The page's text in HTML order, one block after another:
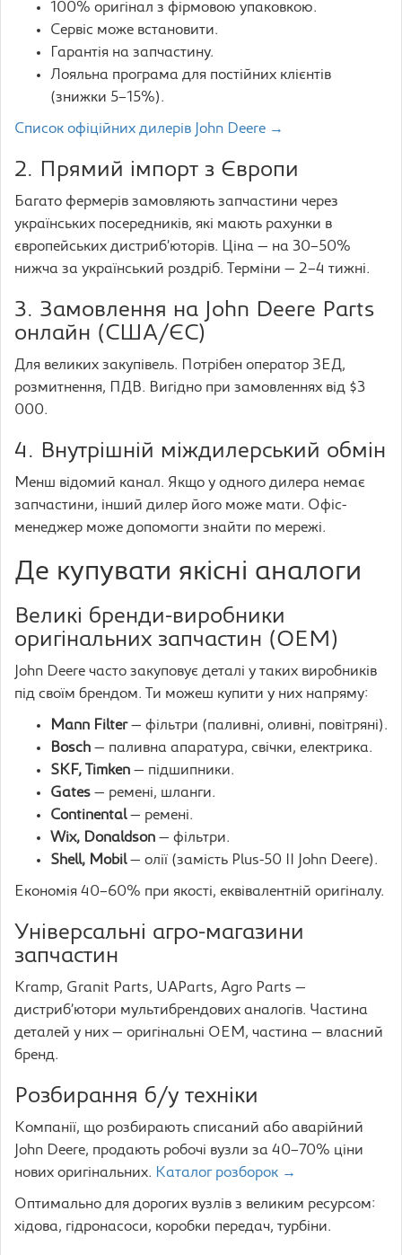
100% оригінал з фірмовою упаковкою.
Сервіс може встановити.
Гарантія на запчастину.
Лояльна програма для постійних клієнтів
(знижки 5–15%).
Список офіційних дилерів John Deere →
2. Прямий імпорт з Європи
Багато фермерів замовляють запчастини через
українських посередників, які мають рахунки в
європейських дистриб’юторів. Ціна — на 30–50%
нижча за український роздріб. Терміни — 2–4 тижні.
3. Замовлення на John Deere Parts
онлайн (США/ЄС)
Для великих закупівель. Потрібен оператор ЗЕД,
розмитнення, ПДВ. Вигідно при замовленнях від $3
000.
4. Внутрішній міждилерський обмін
Менш відомий канал. Якщо у одного дилера немає
запчастини, інший дилер його може мати. Офіс-
менеджер може допомогти знайти по мережі.
Де купувати якісні аналоги
Великі бренди-виробники
оригінальних запчастин (OEM)
John Deere часто закуповує деталі у таких виробників
під своїм брендом. Ти можеш купити у них напряму:
Mann Filter— фільтри (паливні, оливні, повітряні).
Bosch — паливна апаратура, свічки, електрика.
SKF, Timken — підшипники.
Gates — ремені, шланги.
Continental— ремені.
Wix, Donaldson — фільтри.
Shell, Mobil— олії (замість Plus-50 II John Deere).
Економія 40–60% при якості, еквівалентній оригіналу.
Універсальні агро-магазини
запчастин
Kramp, Granit Parts, UAParts, Agro Parts —
дистриб’ютори мультибрендових аналогів. Частина
деталей у них — оригінальні OEM, частина — власний
бренд.
Розбирання б/у техніки
Компанії, що розбирають списаний або аварійний
John Deere, продають робочі вузли за 40–70% ціни
нових оригінальних. Каталог розборок →
Оптимально для дорогих вузлів з великим ресурсом:
хідова, гідронасоси, коробки передач, турбіни.